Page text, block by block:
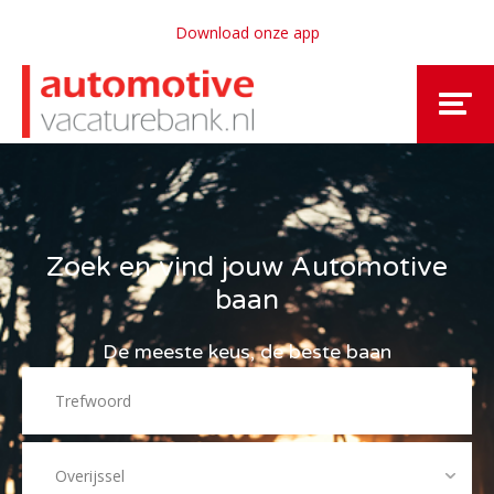
Download onze app
Zoek en vind jouw Automotive
baan
De meeste keus, de beste baan